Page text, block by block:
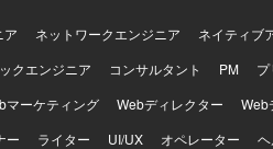
ア ネットワークエンジニア ネイティブ
クエンジニア コンサルタント PM
マーケティング Webディレクター Web
ー ライター UI/UX オペレーター